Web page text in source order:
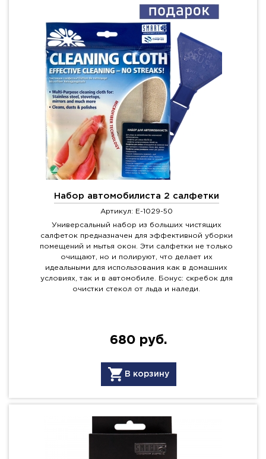
Набор автомобилиста 2 салфетки
Артикул: E-1029-50
Универсальный набор из больших чистящих
салфеток предназначен для эффективной уборки
помещений и мытья окон. Эти салфетки не только
очищают, но и полируют, что делает их
идеальными для использования как в домашних
условиях, так и в автомобиле. Бонус: скребок для
очистки стекол от льда и наледи.
680 руб.
В корзину